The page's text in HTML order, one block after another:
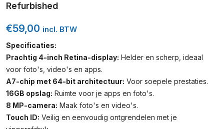
Refurbished
€59,00 incl. BTW
Specificaties:
Prachtig 4-inch Retina-display: Helder en scherp, ideaal
voor foto's, video's en apps.
A7-chip met 64-bit architectuur: Voor soepele prestaties.
16GB opslag: Ruimte voor je apps en foto's.
8 MP-camera: Maak foto's en video's.
Touch ID: Veilig en eenvoudig ontgrendelen met je